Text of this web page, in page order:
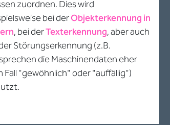
zuordnen. Dies wird
bei derObjekterkennung in
, bei derTexterkennung, aber auch
Störungserkennung (z.B.
die Maschinendaten eher
Fall "gewöhnlich" oder "auffällig")